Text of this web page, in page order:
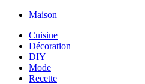
Maison
Cuisine
Décoration
DIY
Mode
Recette